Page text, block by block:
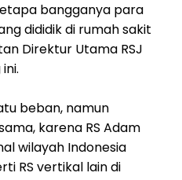
bangganya para
dididik di rumah sakit
Direktur Utama RSJ
beban, namun
karena RS Adam
wilayah Indonesia
RS vertikal lain di